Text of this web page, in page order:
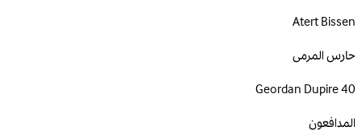
Atert Bissen
حارس المرمى
40
Geordan Dupire
المدافعون